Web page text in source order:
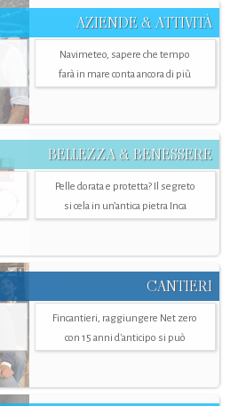
AZIENDE & ATTIVITÀ
Navimeteo, sapere che tempo
farà in mare conta ancora di più
BELLEZZA & BENESSERE
Pelle dorata e protetta? Il segreto
si cela in un’antica pietra Inca
CANTIERI
Fincantieri, raggiungere Net zero
con 15 anni d'anticipo si può